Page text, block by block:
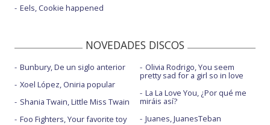
Eels, Cookie happened
NOVEDADES DISCOS
Bunbury, De un siglo anterior
Xoel López, Oniria popular
Shania Twain, Little Miss Twain
Foo Fighters, Your favorite toy
Olivia Rodrigo, You seem
pretty sad for a girl so in love
La La Love You, ¿Por qué me
miráis así?
Juanes, JuanesTeban